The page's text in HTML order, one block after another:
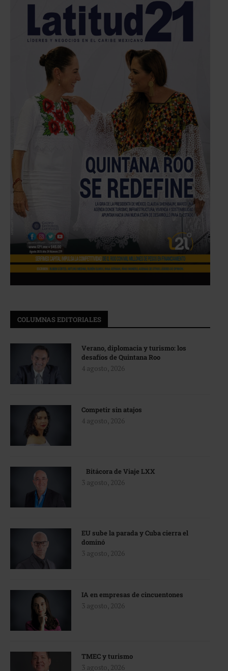
COLUMNAS EDITORIALES
Verano, diplomacia y turismo: los
desafíos de Quintana Roo
4 agosto, 2026
Competir sin atajos
4 agosto, 2026
Bitácora de Viaje LXX
3 agosto, 2026
EU sube la parada y Cuba cierra el
dominó
3 agosto, 2026
IA en empresas de cincuentones
3 agosto, 2026
TMEC y turismo
3 agosto, 2026